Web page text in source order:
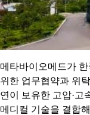
메타바이오메드가
위한 업무협약과 위
연이 보유한 고압·고
메디컬 기술을 결합